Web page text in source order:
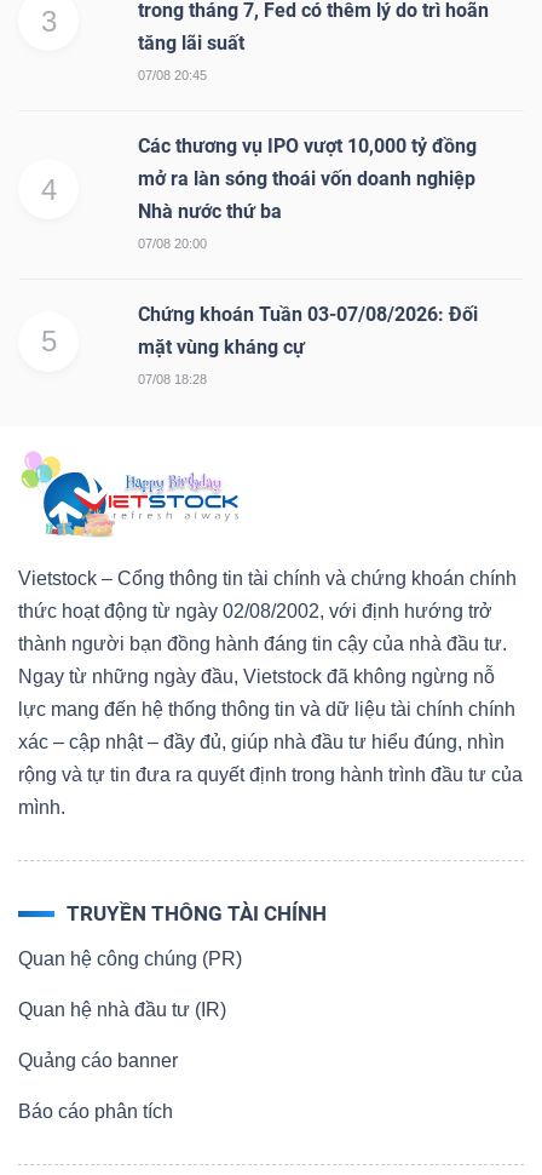
3
trong tháng 7, Fed có thêm lý do trì hoãn
tăng lãi suất
07/08 20:45
4
Các thương vụ IPO vượt 10,000 tỷ đồng
mở ra làn sóng thoái vốn doanh nghiệp
Nhà nước thứ ba
07/08 20:00
5
Chứng khoán Tuần 03-07/08/2026: Đối
mặt vùng kháng cự
07/08 18:28
Vietstock – Cổng thông tin tài chính và chứng khoán chính
thức hoạt động từ ngày 02/08/2002, với định hướng trở
thành người bạn đồng hành đáng tin cậy của nhà đầu tư.
Ngay từ những ngày đầu, Vietstock đã không ngừng nỗ
lực mang đến hệ thống thông tin và dữ liệu tài chính chính
xác – cập nhật – đầy đủ, giúp nhà đầu tư hiểu đúng, nhìn
rộng và tự tin đưa ra quyết định trong hành trình đầu tư của
mình.
TRUYỀN THÔNG TÀI CHÍNH
Quan hệ công chúng (PR)
Quan hệ nhà đầu tư (IR)
Quảng cáo banner
Báo cáo phân tích